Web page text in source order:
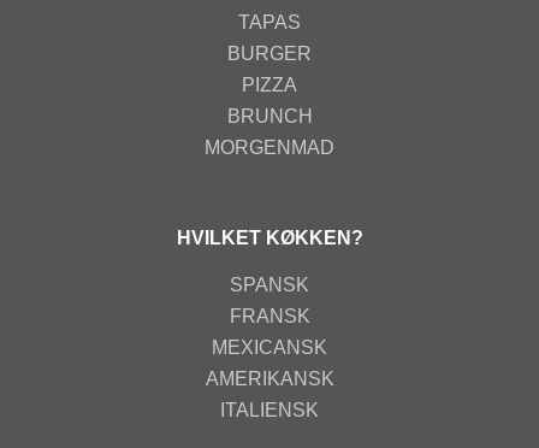
TAPAS
BURGER
PIZZA
BRUNCH
MORGENMAD
HVILKET KØKKEN?
SPANSK
FRANSK
MEXICANSK
AMERIKANSK
ITALIENSK